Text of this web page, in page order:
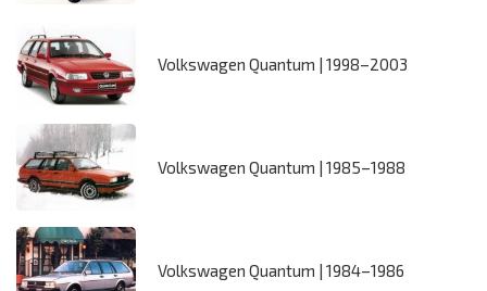
Volkswagen Quantum | 1998–2003
Volkswagen Quantum | 1985–1988
Volkswagen Quantum | 1984–1986